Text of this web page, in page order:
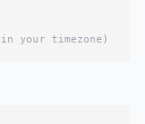
your timezone)